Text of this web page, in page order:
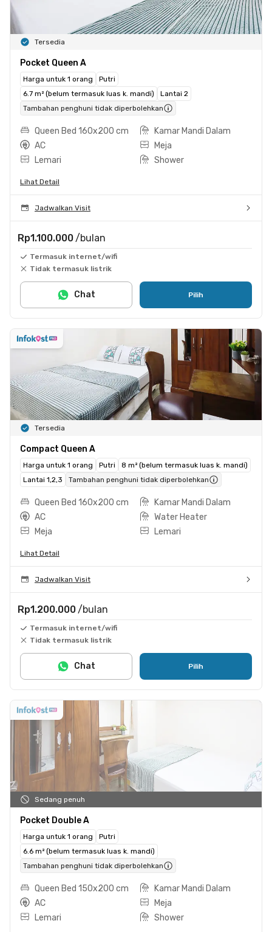
Tersedia
Pocket Queen A
Harga untuk 1 orang
Putri
6.7 m² (belum termasuk luas k. mandi)
Lantai 2
Tambahan penghuni tidak diperbolehkan
Queen Bed 160x200 cm
Kamar Mandi Dalam
AC
Meja
Lemari
Shower
Lihat Detail
Jadwalkan Visit
Rp1.100.000 /bulan
Termasuk internet/wifi
Tidak termasuk listrik
Pilih
Chat
Tersedia
Compact Queen A
Harga untuk 1 orang Putri
8 m² (belum termasuk luas k. mandi)
Lantai 1,2,3
Tambahan penghuni tidak diperbolehkan
Queen Bed 160x200 cm
Kamar Mandi Dalam
AC
Water Heater
Meja
Lemari
Lihat Detail
Jadwalkan Visit
Rp1.200.000 /bulan
Termasuk internet/wifi
Tidak termasuk listrik
Pilih
Chat
Sedang penuh
Pocket Double A
Harga untuk 1 orang
Putri
6.6 m² (belum termasuk luas k. mandi)
Tambahan penghuni tidak diperbolehkan
Queen Bed 150x200 cm
Kamar Mandi Dalam
AC
Meja
Lemari
Shower